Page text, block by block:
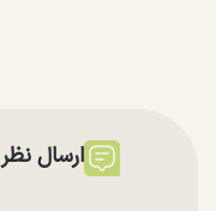
ارسال نظر